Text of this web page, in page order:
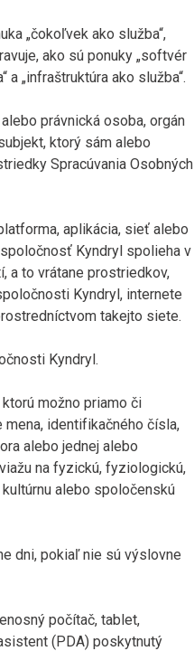
„čokoľvek ako služba“,
ako sú ponuky „softvér
a „infraštruktúra ako služba“.
právnická osoba, orgán
ktorý sám alebo
Spracúvania Osobných
aplikácia, sieť alebo
Kyndryl spolieha v
a to vrátane prostriedkov,
Kyndryl, internete
takejto siete.
Kyndryl.
možno priamo či
identifikačného čísla,
alebo jednej alebo
na fyzickú, fyziologickú,
alebo spoločenskú
dni, pokiaľ nie sú výslovne
počítač, tablet,
(PDA) poskytnutý